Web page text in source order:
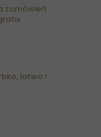
zamówień
łatwo i